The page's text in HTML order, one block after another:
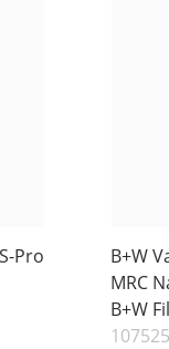
Pro
B+W
MRC
B+W